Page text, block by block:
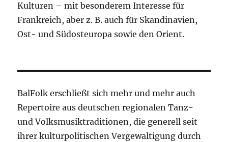
Kulturen – mit besonderem Interesse für
Frankreich, aber z. B. auch für Skandinavien,
Ost- und Südosteuropa sowie den Orient.
BalFolk erschließt sich mehr und mehr auch
Repertoire aus deutschen regionalen Tanz-
und Volksmusiktraditionen, die generell seit
ihrer kulturpolitischen Vergewaltigung durch